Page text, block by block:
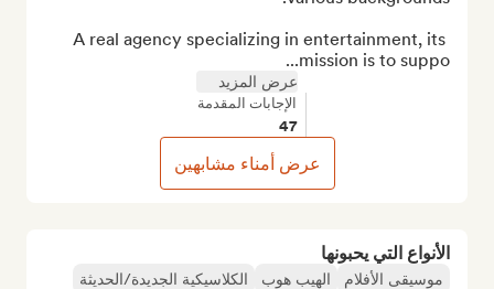
الأنواع التي يحبونها
موسيقى الأفلام الهيب هوب
الكلاسيكية الجديدة/الحديثة
A real agency specializing in entertainment, its
mission is to suppo...
عرض المزيد
الإجابات المقدمة
47
عرض أمناء مشابهين